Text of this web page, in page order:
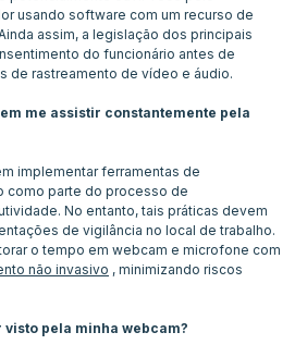
usando software com um recurso de
assim, a legislação dos principais
do funcionário antes de
de rastreamento de vídeo e áudio.
me assistir constantemente pela
implementar ferramentas de
como parte do processo de
No entanto, tais práticas devem
de vigilância no local de trabalho.
o tempo em webcam e microfone com
não invasivo , minimizando riscos
pela minha webcam?